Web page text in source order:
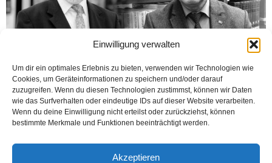
Einwilligung verwalten
Um dir ein optimales Erlebnis zu bieten, verwenden wir Technologien wie
Cookies, um Geräteinformationen zu speichern und/oder darauf
zuzugreifen. Wenn du diesen Technologien zustimmst, können wir Daten
wie das Surfverhalten oder eindeutige IDs auf dieser Website verarbeiten.
Wenn du deine Einwilligung nicht erteilst oder zurückziehst, können
bestimmte Merkmale und Funktionen beeinträchtigt werden.
Akzeptieren
Üç asrı aşan Türk-Alman ilişkileri hemen her sahada kendine özgü dinamizmi
ile ikili ilişkilere damga vurmuştur. Geçen yüzyılın olağanüstü koşullarında